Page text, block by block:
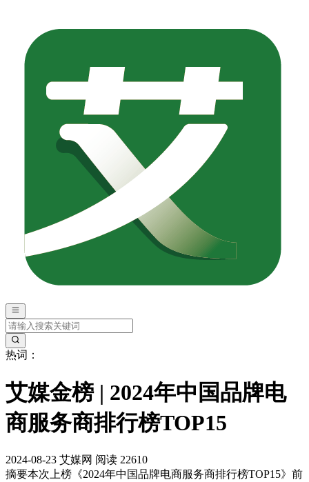
热词：
艾媒金榜 | 2024年中国品牌电
商服务商排行榜TOP15
2024-08-23 艾媒网 阅读 22610
摘要本次上榜《2024年中国品牌电商服务商排行榜TOP15》前